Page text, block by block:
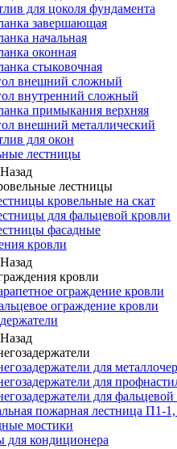
для цоколя фундамента
завершающая
начальная
оконная
стыковочная
внешний сложный
внутренний сложный
примыкания верхняя
внешний металлический
для окон
лестницы
Назад
лестницы
кровельные на скат
для фальцевой кровли
фасадные
кровли
Назад
кровли
ограждение кровли
ограждение кровли
Назад
для
для
для фальцевой
пожарная лестница П1-
мостики
для кондиционера